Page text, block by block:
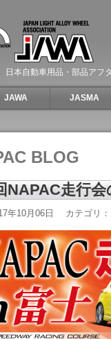
日本自動車用品・部品アフ
JAWA JASMA
BLOG
NAPAC走行
年10月06日 カテゴリ：